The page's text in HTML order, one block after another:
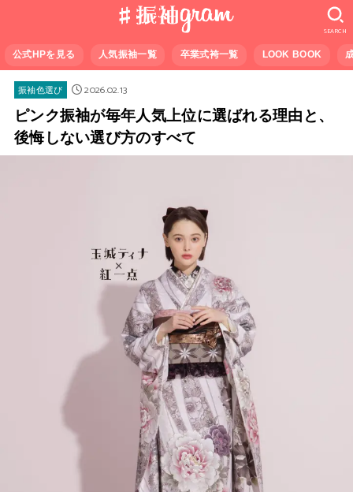
公式HPを見る 人気振袖一覧 卒業式袴一覧 LOOK BOOK
SEARCH
振袖色選び
2026.02.13
ピンク振袖が毎年人気上位に選ばれる理由と、
後悔しない選び方のすべて